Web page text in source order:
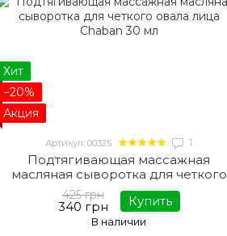
Хит
−20%
Акция
Артикул: 00325 1
Подтягивающая массажная
масляная сыворотка для четкого
овала лица Chaban 30 мл
425 грн
340 грн Купить
В наличии